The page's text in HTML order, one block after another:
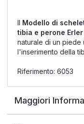
Il Modello di
tibia e perone
naturale di un piede
l'inserimento della
Riferimento: 6053
Maggiori